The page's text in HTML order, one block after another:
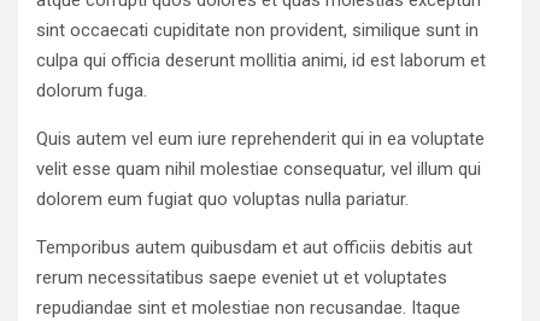
sint occaecati cupiditate non provident, similique sunt in
culpa qui officia deserunt mollitia animi, id est laborum et
dolorum fuga.
Quis autem vel eum iure reprehenderit qui in ea voluptate
velit esse quam nihil molestiae consequatur, vel illum qui
dolorem eum fugiat quo voluptas nulla pariatur.
Temporibus autem quibusdam et aut officiis debitis aut
rerum necessitatibus saepe eveniet ut et voluptates
repudiandae sint et molestiae non recusandae. Itaque